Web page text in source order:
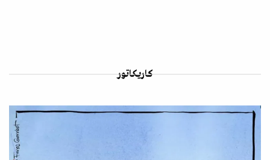
كاريكاتور